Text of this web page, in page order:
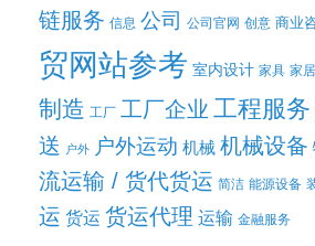
链服务 信息 公司 公司官网 创意 商业
贸网站参考 室内设计 家具 家居
制造 工厂 工厂企业 工程服务
送
户外 户外运动 机械 机械设备
流运输 / 货代货运 简洁 能源设备
运 货运 货运代理 运输 金融服务